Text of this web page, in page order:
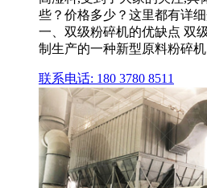
些？价格多少？这里都有详
一、双级粉碎机的优缺点 双
制生产的一种新型原料粉碎机
联系电话: 180 3780 8511